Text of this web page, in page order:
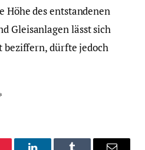
Höhe des entstandenen
Gleisanlagen lässt sich
beziffern, dürfte jedoch